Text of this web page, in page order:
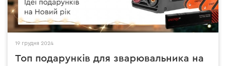
19 грудня 2024
Топ подарунків для зварювальника на